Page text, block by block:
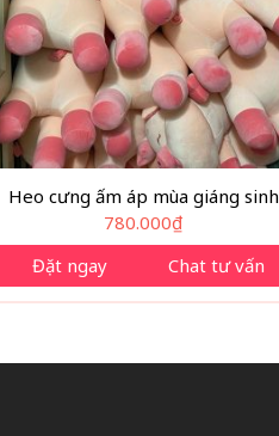
Heo cưng ấm áp mùa giáng sinh
780.000₫
Đặt ngay
Chat tư vấn